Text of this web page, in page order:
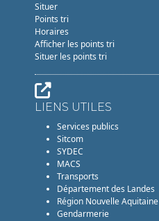
Situer
Points tri
Horaires
Afficher les points tri
Situer les points tri
LIENS UTILES
Services publics
Sitcom
SYDEC
MACS
Transports
Département des Landes
Région Nouvelle Aquitaine
Gendarmerie